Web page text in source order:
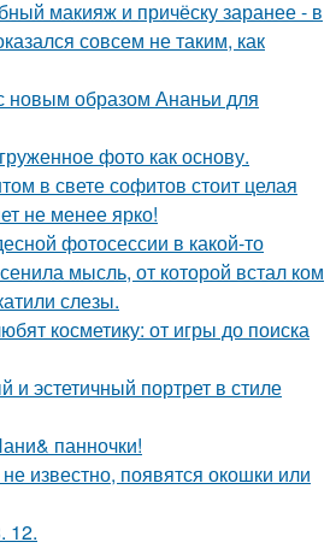
макияж и причёску заранее - в
совсем не таким, как
новым образом Ананьи для
фото как основу.
в свете софитов стоит целая
не менее ярко!
фотосессии в какой-то
мысль, от которой встал ком
слезы.
косметику: от игры до поиска
и эстетичный портрет в стиле
панночки!
известно, появятся окошки или
12.